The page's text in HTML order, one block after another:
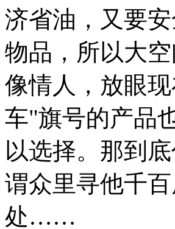
济省油，又要
物品，所以大
像情人，放眼
车"旗号的产品
以选择。那到
谓众里寻他千
处……